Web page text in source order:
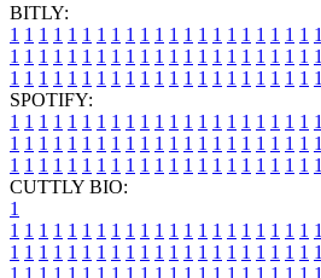
BITLY:
1 1 1 1 1 1 1 1 1 1 1 1 1 1 1 1 1 1 1 1 1 1
1 1 1 1 1 1 1 1 1 1 1 1 1 1 1 1 1 1 1 1 1 1
1 1 1 1 1 1 1 1 1 1 1 1 1 1 1 1 1 1 1 1 1 1
SPOTIFY:
1 1 1 1 1 1 1 1 1 1 1 1 1 1 1 1 1 1 1 1 1 1
1 1 1 1 1 1 1 1 1 1 1 1 1 1 1 1 1 1 1 1 1 1
1 1 1 1 1 1 1 1 1 1 1 1 1 1 1 1 1 1 1 1 1 1
CUTTLY BIO:
1
1 1 1 1 1 1 1 1 1 1 1 1 1 1 1 1 1 1 1 1 1 1
1 1 1 1 1 1 1 1 1 1 1 1 1 1 1 1 1 1 1 1 1 1
1 1 1 1 1 1 1 1 1 1 1 1 1 1 1 1 1 1 1 1 1 1